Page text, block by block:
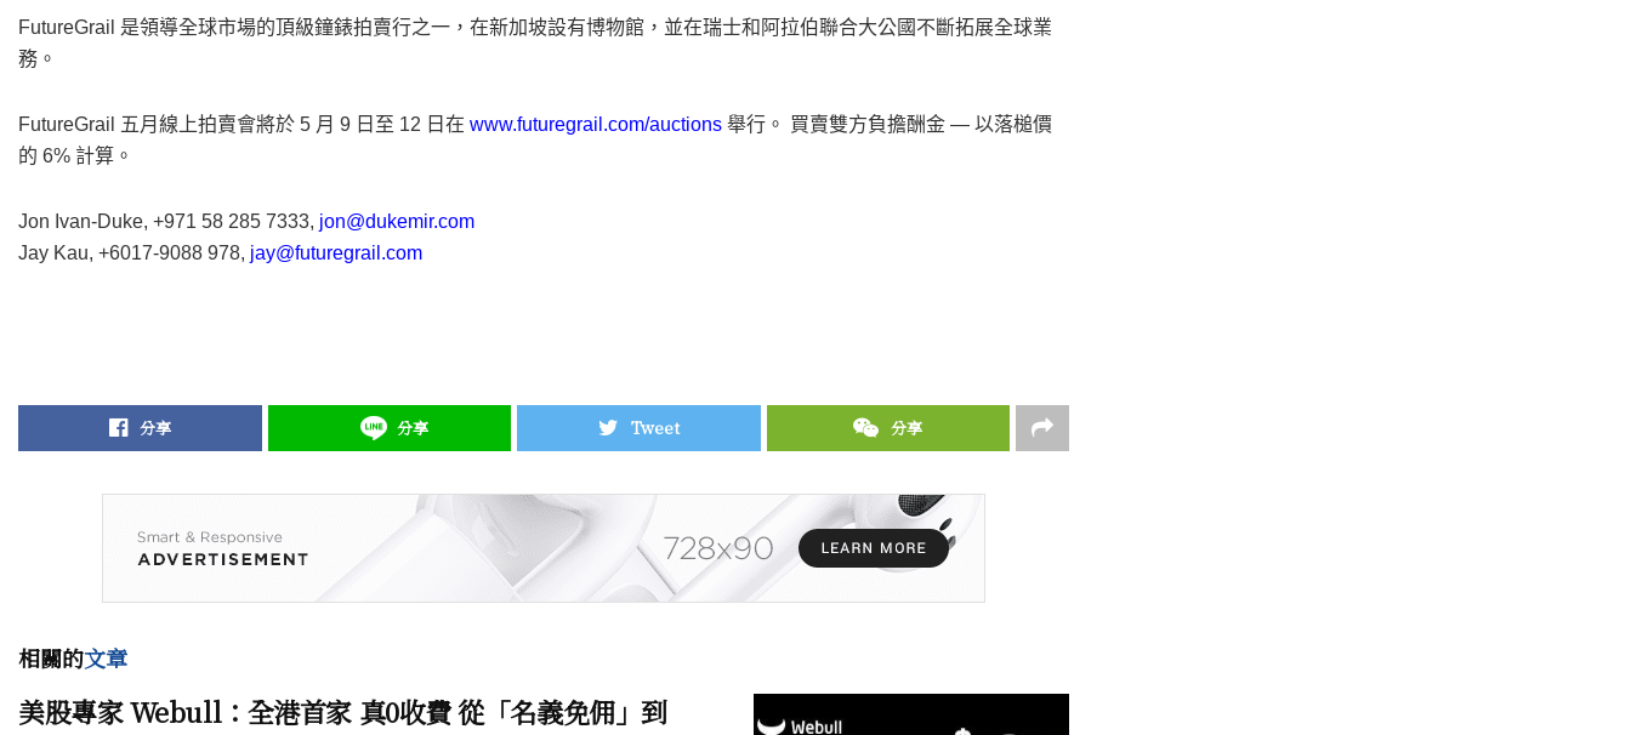
FutureGrail 是領導全球市場的頂級鐘錶拍賣行之一，在新加坡設有博物館，並在瑞士和阿拉伯聯合大公國不斷拓展全球業
務。
FutureGrail 五月線上拍賣會將於 5 月 9 日至 12 日在 www.futuregrail.com/auctions 舉行。 買賣雙方負擔酬金 — 以落槌價
的 6% 計算。
Jon Ivan-Duke, +971 58 285 7333, jon@dukemir.com
Jay Kau, +6017-9088 978, jay@futuregrail.com
分享 分享 Tweet 分享
相關的文章
美股專家 Webull：全港首家 真0收費 從「名義免佣」到